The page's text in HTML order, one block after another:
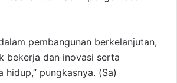
pembangunan berkelanjutan,
bekerja dan inovasi serta
hidup,” pungkasnya. (Sa)